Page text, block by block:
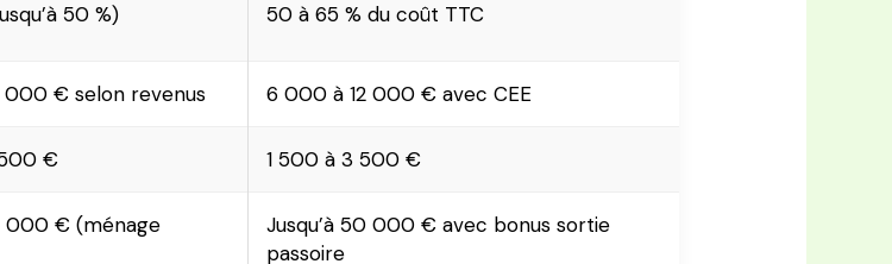
50 %) 50 à 65 % du coût TTC
€ selon revenus 6 000 à 12 000 € avec CEE
€ 1 500 à 3 500 €
000 € (ménage
Jusqu’à 50 000 € avec bonus sortie
passoire